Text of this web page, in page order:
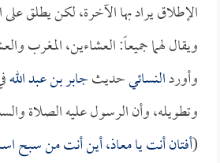
الإطلاق يراد بها الآخرة، لكن يطلق
ويقال لهما جميعاً: العشاءين، المغرب
وأوردالنسائيحديثجابر بن عبد الله
وتطويله، وأن الرسول عليه الصلاة
(أفتان أنت يامعاذ، أين أنت من سبح